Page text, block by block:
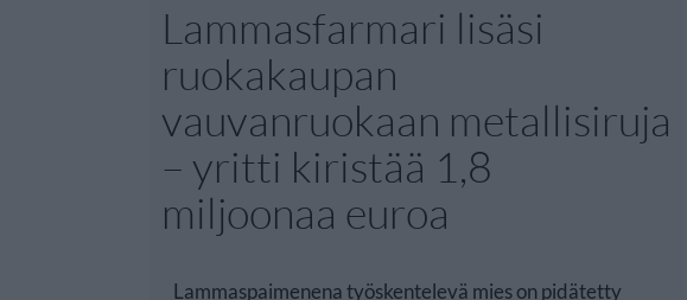
Lammasfarmari lisäsi
ruokakaupan
vauvanruokaan metallisiruja
– yritti kiristää 1,8
miljoonaa euroa
Lammaspaimenena työskentelevä mies on pidätetty